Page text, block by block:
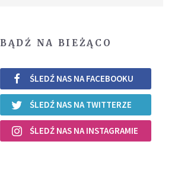
BĄDŹ NA BIEŻĄCO
ŚLEDŹ NAS NA FACEBOOKU
ŚLEDŹ NAS NA TWITTERZE
ŚLEDŹ NAS NA INSTAGRAMIE